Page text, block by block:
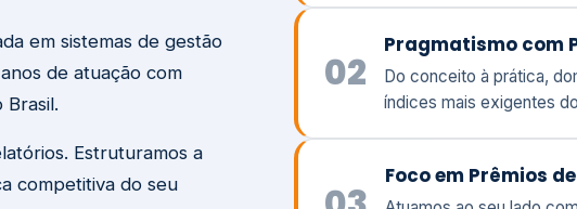
Estruturamos a
competitiva do seu
03
Foco em Prêmios
Atuamos ao seu lado
peso e a